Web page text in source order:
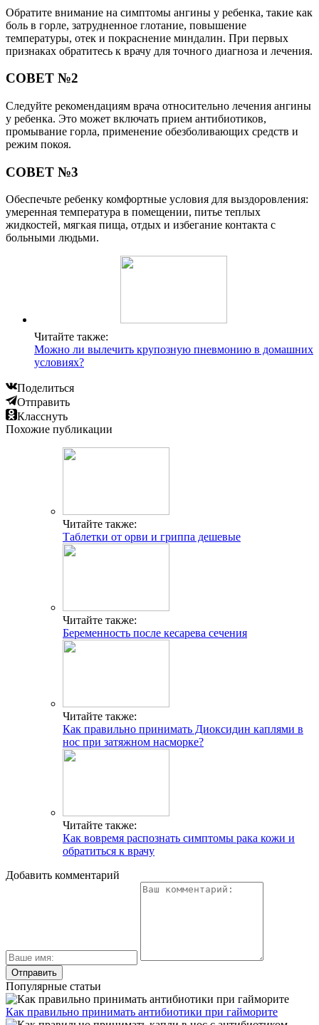
Обратите внимание на симптомы ангины у ребенка, такие как
боль в горле, затрудненное глотание, повышение
температуры, отек и покраснение миндалин. При первых
признаках обратитесь к врачу для точного диагноза и лечения.
СОВЕТ №2
Следуйте рекомендациям врача относительно лечения ангины
у ребенка. Это может включать прием антибиотиков,
промывание горла, применение обезболивающих средств и
режим покоя.
СОВЕТ №3
Обеспечьте ребенку комфортные условия для выздоровления:
умеренная температура в помещении, питье теплых
жидкостей, мягкая пища, отдых и избегание контакта с
больными людьми.
Читайте также:
Можно ли вылечить крупозную пневмонию в домашних
условиях?
Поделиться
Отправить
Класснуть
Похожие публикации
Читайте также:
Таблетки от орви и гриппа дешевые
Читайте также:
Беременность после кесарева сечения
Читайте также:
Как правильно принимать Диоксидин каплями в
нос при затяжном насморке?
Читайте также:
Как вовремя распознать симптомы рака кожи и
обратиться к врачу
Добавить комментарий
Популярные статьи
Как правильно принимать антибиотики при гайморите